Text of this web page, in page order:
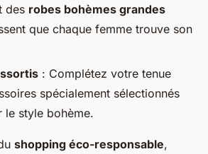
des robes bohèmes grandes
que chaque femme trouve son
: Complétez votre tenue
spécialement sélectionnés
le style bohème.
shopping éco-responsable,